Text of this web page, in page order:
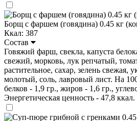
Борщ с фаршем (говядина) 0.45 кг
Ккал: 387
Состав
Говяжий фарш, свекла, капуста
свежий, морковь, лук репчатый,
растительное, сахар, зелень свежая,
молотый, соль, лавровый лист. На
белков - 1,9 гр., жиров - 1,6 гр.,
Энергетическая ценность - 47,8 ккал.